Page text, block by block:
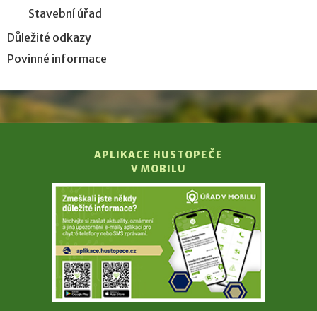
Stavební úřad
Důležité odkazy
Povinné informace
APLIKACE HUSTOPEČE
V MOBILU